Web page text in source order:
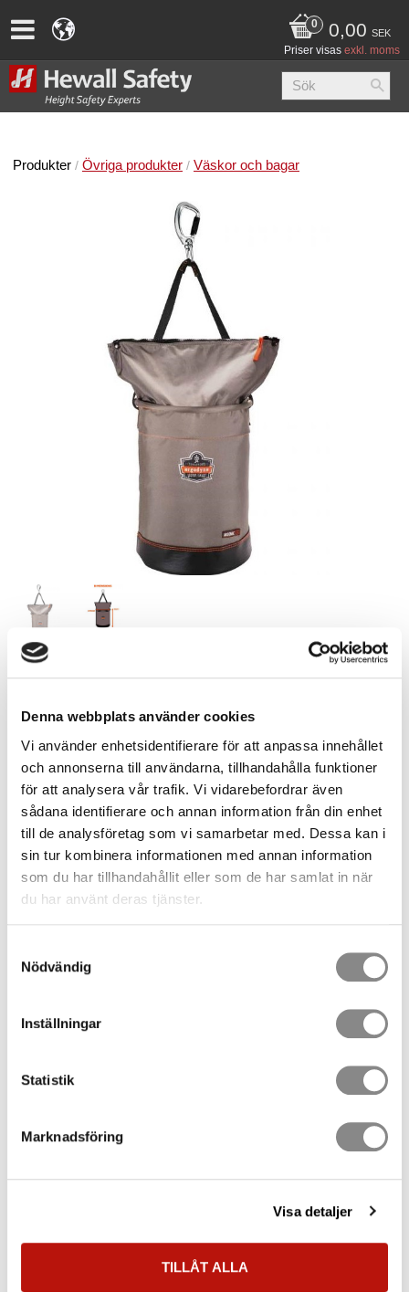
Denna webbplats använder cookies
Vi använder enhetsidentifierare för att anpassa innehållet
och annonserna till användarna, tillhandahålla funktioner
för att analysera vår trafik. Vi vidarebefordrar även
sådana identifierare och annan information från din enhet
till de analysföretag som vi samarbetar med. Dessa kan i
sin tur kombinera informationen med annan information
som du har tillhandahållit eller som de har samlat in när
du har använt deras tjänster.
Nödvändig
Inställningar
Statistik
Marknadsföring
Visa detaljer
TILLÅT ALLA
0,00 SEK
Priser visas exkl. moms
Produkter Övriga produkter Väskor och bagar
2 957,00
Antal
KÖP
Lagerstatus
4 st i lager
Artikelnr
5974-15974
Vikt
1,35 kg
Dokument
Certifikat
Lyftbag-45kg-35L-Zipper
Top-Arsenal® 5974
Styv och mycket kraftig lyftbag i Heavy-Duty Nylon. Max last 45